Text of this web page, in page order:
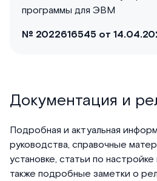
программы для ЭВМ
№ 2022616545 от
Документация и
Подробная и актуальная
руководства, справочные
установке, статьи по
также подробные заметки о